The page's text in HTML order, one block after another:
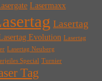
Lasermaxx
Lasertag
Evolution Lasertag
Lasertag Neuberg
Special Turnier
Tag